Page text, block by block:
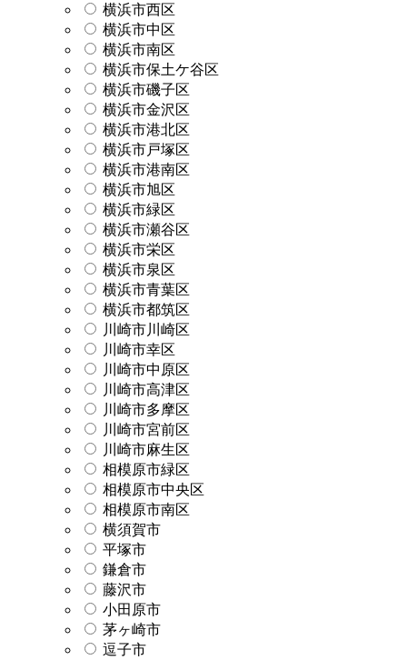
横浜市西区
横浜市中区
横浜市南区
横浜市保土ケ谷区
横浜市磯子区
横浜市金沢区
横浜市港北区
横浜市戸塚区
横浜市港南区
横浜市旭区
横浜市緑区
横浜市瀬谷区
横浜市栄区
横浜市泉区
横浜市青葉区
横浜市都筑区
川崎市川崎区
川崎市幸区
川崎市中原区
川崎市高津区
川崎市多摩区
川崎市宮前区
川崎市麻生区
相模原市緑区
相模原市中央区
相模原市南区
横須賀市
平塚市
鎌倉市
藤沢市
小田原市
茅ヶ崎市
逗子市